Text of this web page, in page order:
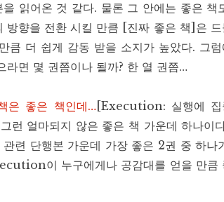
읽어온 것 같다. 물론 그 안에는 좋은 책
방향을 전환 시킬 만큼 [진짜 좋은 책]은 드
큼 더 쉽게 감동 받을 소지가 높았다. 그럼
라면 몇 권쯤이나 될까? 한 열 권쯤…
은 좋은 책인데… [Execution: 실행에 집
런 얼마되지 않은 좋은 책 가운데 하나이
련 단행본 가운데 가장 좋은 2권 중 하나
이 누구에게나 공감대를 얻을 만큼